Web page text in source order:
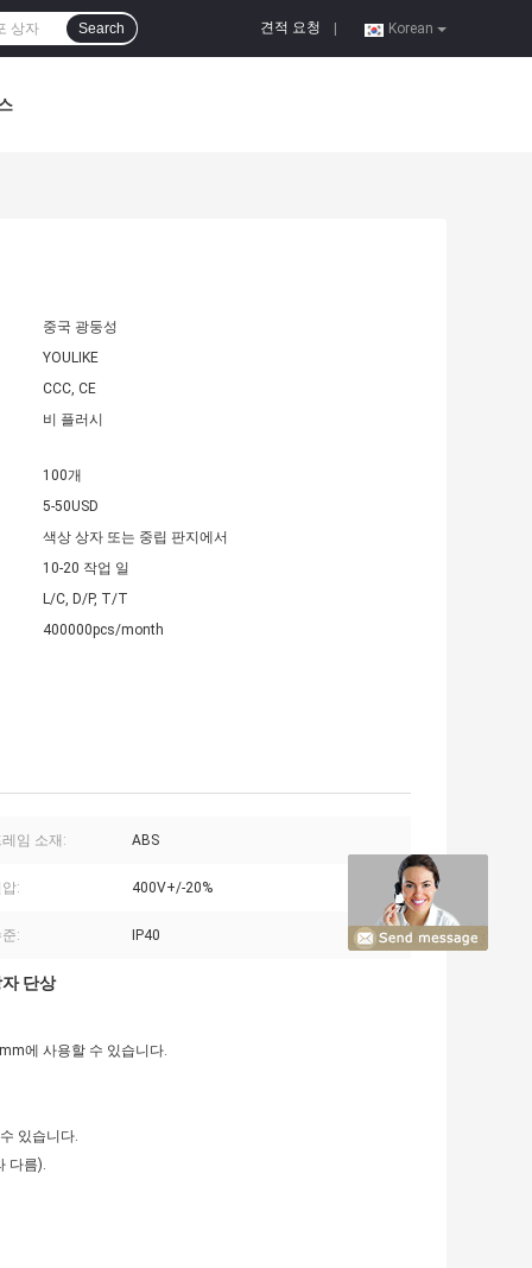
Korean
견적 요청
Search
중국 광둥성
YOULIKE
CCC, CE
비 플러시
100개
5-50USD
색상 상자 또는 중립 판지에서
10-20 작업 일
L/C, D/P, T/T
400000pcs/month
임 소재: ABS
: 400V+/-20%
: IP40
단상
에 사용할 수 있습니다.
있습니다.
다름).